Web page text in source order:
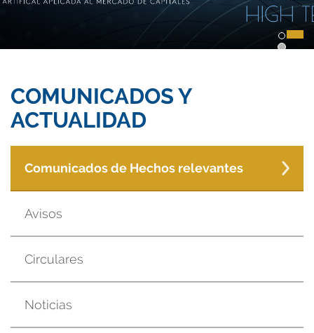
COMUNICADOS Y
ACTUALIDAD
Comunicados de Hechos relevantes
Avisos
Circulares
Noticias